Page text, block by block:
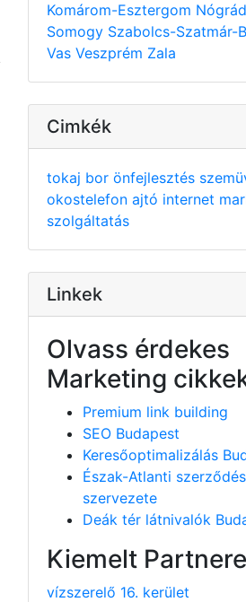
Komárom-Esztergom Nógrád
Somogy Szabolcs-Szatmár-
Vas Veszprém Zala
Cimkék
tokaj bor önfejlesztés
okostelefon ajtó internet
szolgáltatás
Linkek
Olvass érdekes
Marketing
Premium link building
SEO Budapest
Keresőoptimalizálás
Észak-Atlanti szerződés
szervezete
Deák tér látnivalók
Kiemelt
vízszerelő 16. kerület